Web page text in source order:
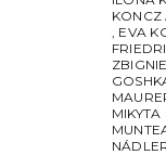
KONCZ
, EVA